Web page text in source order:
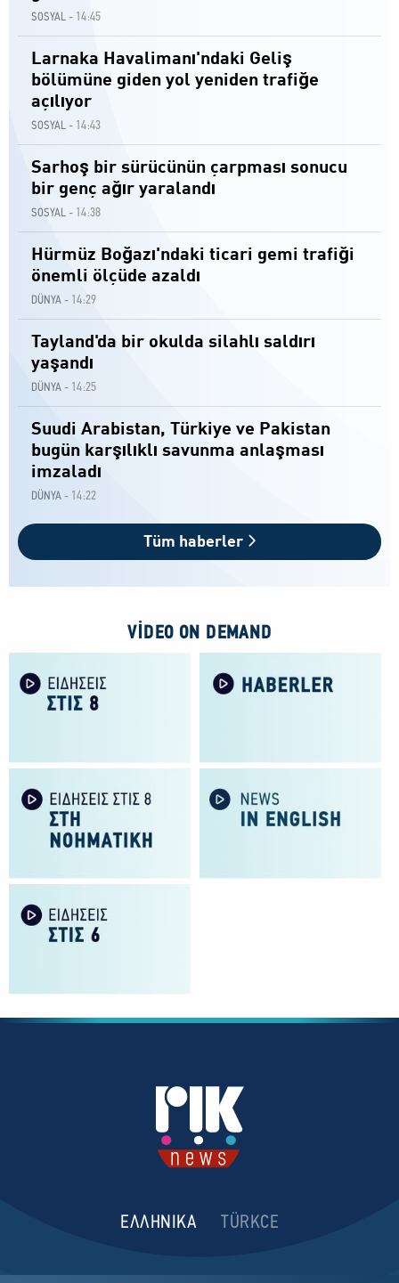
SOSYAL - 14:45
Larnaka Havalimanı'ndaki Geliş
bölümüne giden yol yeniden trafiğe
açılıyor
SOSYAL - 14:43
Sarhoş bir sürücünün çarpması sonucu
bir genç ağır yaralandı
SOSYAL - 14:38
Hürmüz Boğazı'ndaki ticari gemi trafiği
önemli ölçüde azaldı
DÜNYA - 14:29
Tayland'da bir okulda silahlı saldırı
yaşandı
DÜNYA - 14:25
Suudi Arabistan, Türkiye ve Pakistan
bugün karşılıklı savunma anlaşması
imzaladı
DÜNYA - 14:22
Tüm haberler
VIDEO ON DEMAND
ΕΛΛΗΝΙΚΑ TÜRKCE